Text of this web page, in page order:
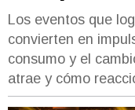
Los eventos que
convierten en
consumo y el
atrae y cómo